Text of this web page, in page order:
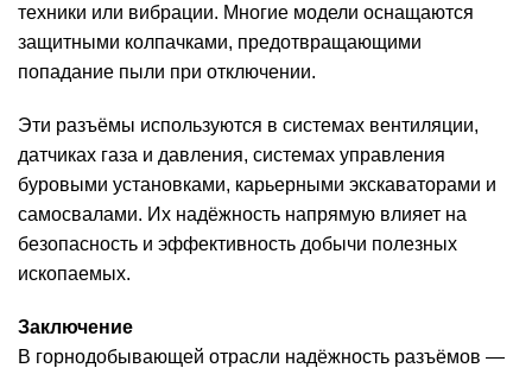
техники или вибрации. Многие модели оснащаются
защитными колпачками, предотвращающими
попадание пыли при отключении.
Эти разъёмы используются в системах вентиляции,
датчиках газа и давления, системах управления
буровыми установками, карьерными экскаваторами и
самосвалами. Их надёжность напрямую влияет на
безопасность и эффективность добычи полезных
ископаемых.
Заключение
В горнодобывающей отрасли надёжность разъёмов —